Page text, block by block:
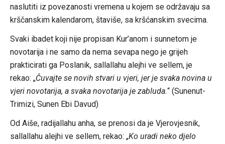
naslutiti iz povezanosti vremena u kojem se održavaju sa
krščanskim kalendarom, štaviše, sa kršćanskim svecima.
Svaki ibadet koji nije propisan Kur’anom i sunnetom je
novotarija i ne samo da nema sevapa nego je grijeh
prakticirati ga Poslanik, sallallahu alejhi ve sellem, je
rekao: „Čuvajte se novih stvari u vjeri, jer je svaka novina u
vjeri novotarija, a svaka novotarija je zabluda.“ (Sunenut-
Trimizi, Sunen Ebi Davud)
Od Aiše, radijallahu anha, se prenosi da je Vjerovjesnik,
sallallahu alejhi ve sellem, rekao: „Ko uradi neko djelo